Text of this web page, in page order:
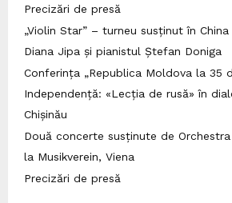
Precizări de presă
„Violin Star” – turneu susținut în
Diana Jipa și pianistul Ștefan Doniga
Conferința „Republica Moldova la 35
Independență: «Lecția de rusă» în
Chișinău
Două concerte susținute de
la Musikverein, Viena
Precizări de presă